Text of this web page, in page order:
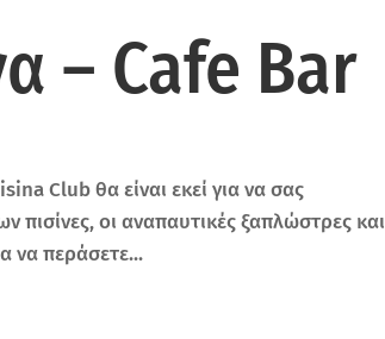
– Cafe Bar
Club θα είναι εκεί για να σας
οι αναπαυτικές ξαπλώστρες και
να περάσετε...